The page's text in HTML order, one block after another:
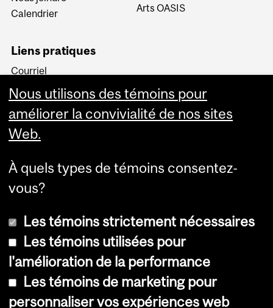
Calendrier
Arts OASIS
Liens pratiques
Courriel
Minerva
MyCourses
© Université McGill, 2026
Accessibilité
Nous utilisons des témoins pour
améliorer la convivialité de nos sites
Web.
À quels types de témoins consentez-
vous?
Les témoins strictement nécessaires
Les témoins utilisées pour
l'amélioration de la performance
Les témoins de marketing pour
personnaliser vos expériences web